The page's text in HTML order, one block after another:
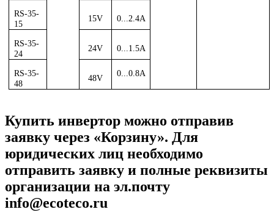
RS-35-
15
15V 0...2.4A
RS-35-
24
24V 0...1.5A
RS-35-
48
48V
0...0.8A
Купить инвертор можно отправив
заявку через «Корзину». Для
юридических лиц необходимо
отправить заявку и полные реквизиты
организации на эл.почту
info@ecoteco.ru